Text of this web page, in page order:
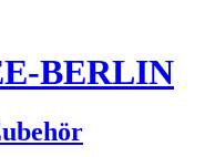
BERLIN